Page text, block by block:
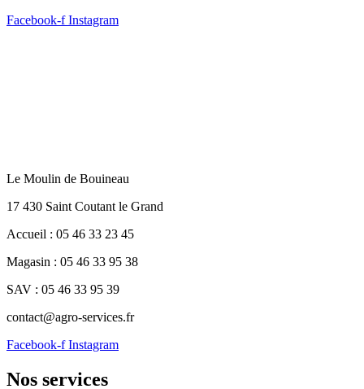
Facebook-f Instagram
Le Moulin de Bouineau
17 430 Saint Coutant le Grand
Accueil : 05 46 33 23 45
Magasin : 05 46 33 95 38
SAV : 05 46 33 95 39
contact@agro-services.fr
Facebook-f Instagram
Nos services